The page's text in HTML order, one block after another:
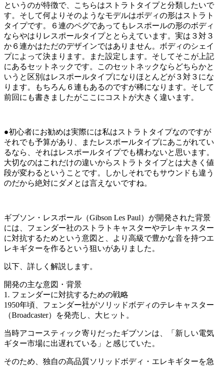
というのが特徴で、こちらはストラトタイプと分類したいで
す。そして何よりそのようなモデルはボディの形はストラト
タイプです。６連のペグであってもレスポールの形のボディ
ならやはりレスポールタイプととらえています。実は３対３
か６連かはただのデザインではありません。ボディのシェイ
プによって決まります。また設定します。そしてそこが上記
にあるセットネックです。このセットネックならどちらかと
いうと区別はレスポールタイプになりほとんどが３対３にな
ります。もちろん６連もあるのですが稀になります。そして
前回にも書きましたがここにコストが大きく違います。
●初心者にお勧めは実際には私はストラトタイプなのですが
それでも予算があり、またレスポールタイプにあこがれてい
るなら、それはレスポールタイプでも構わないと思います。
大切なのはこれだけの違いからストラトタイプとは大きく値
段が変わるということです。しかしそれでもサウンドも違う
のだから絶対にダメとは言えないですね。
ギブソン・レスポール（Gibson Les Paul）が開発された背景
には、フェンダー社のストラトキャスターやテレキャスター
に対抗するためという意図と、より高級で豊かな音を持つエ
レキギターを作るという狙いがありました。
以下、詳しく解説します。
開発の主な意図・背景
1. フェンダーに対抗するための戦略
1950年頃、フェンダー社がソリッドボディのテレキャスター
（Broadcaster）を発売し、大ヒット。
当時アコースティック寄りだったギブソンは、「新しい電気
ギター市場に出遅れている」と感じていた。
そのため、独自の高品質ソリッドボディ・エレキギターを急